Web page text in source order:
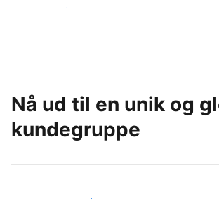
Kom i gang i dag
Nå ud til en unik og
kundegruppe
Nå ud til nye gæster i dag